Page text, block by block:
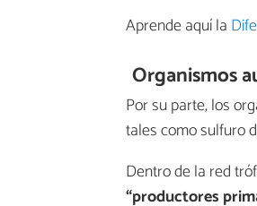
Aprende aquí la
Organismos
Por su parte, los
tales como sulfuro
Dentro de la red
“productores